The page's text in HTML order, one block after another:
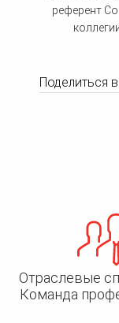
референт
Поделиться
Отраслевые
Команда